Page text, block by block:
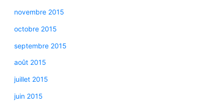
novembre 2015
octobre 2015
septembre 2015
août 2015
juillet 2015
juin 2015